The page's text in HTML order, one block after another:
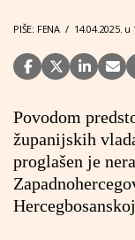
PIŠE: FENA / 14.04.2025. u
Povodom
županijskih
proglašen je